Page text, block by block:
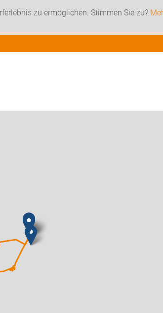
zu ermöglichen. Stimmen Sie zu?